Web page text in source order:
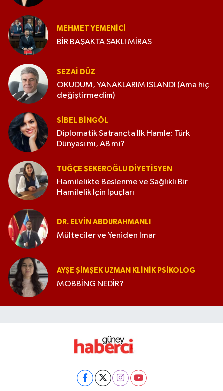
MEHMET YEMENICI
BİR BAŞAKTA SAKLI MİRAS
SEZAI DÜZ
OKUDUM, YANAKLARIM ISLANDI (Ama hiç
değiştirmedim)
SIBEL BINGÖL
Diplomatik Satrançta İlk Hamle: Türk
Dünyası mı, AB mi?
TUĞÇE ŞEKEROĞLU DIYETISYEN
Hamilelikte Beslenme ve Sağlıklı Bir
Hamilelik İçin İpuçları
DR. ELVIN ABDURAHMANLI
Mülteciler ve Yeniden İmar
AYŞE ŞIMŞEK UZMAN KLINIK PSIKOLOG
MOBBİNG NEDİR?